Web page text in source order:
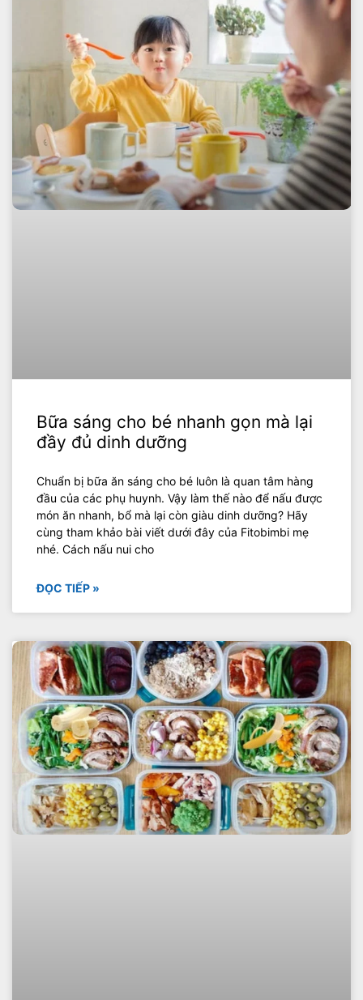
Bữa sáng cho bé nhanh gọn mà lại
đầy đủ dinh dưỡng
Chuẩn bị bữa ăn sáng cho bé luôn là quan tâm hàng
đầu của các phụ huynh. Vậy làm thế nào để nấu được
món ăn nhanh, bổ mà lại còn giàu dinh dưỡng? Hãy
cùng tham khảo bài viết dưới đây của Fitobimbi mẹ
nhé. Cách nấu nui cho
ĐỌC TIẾP »